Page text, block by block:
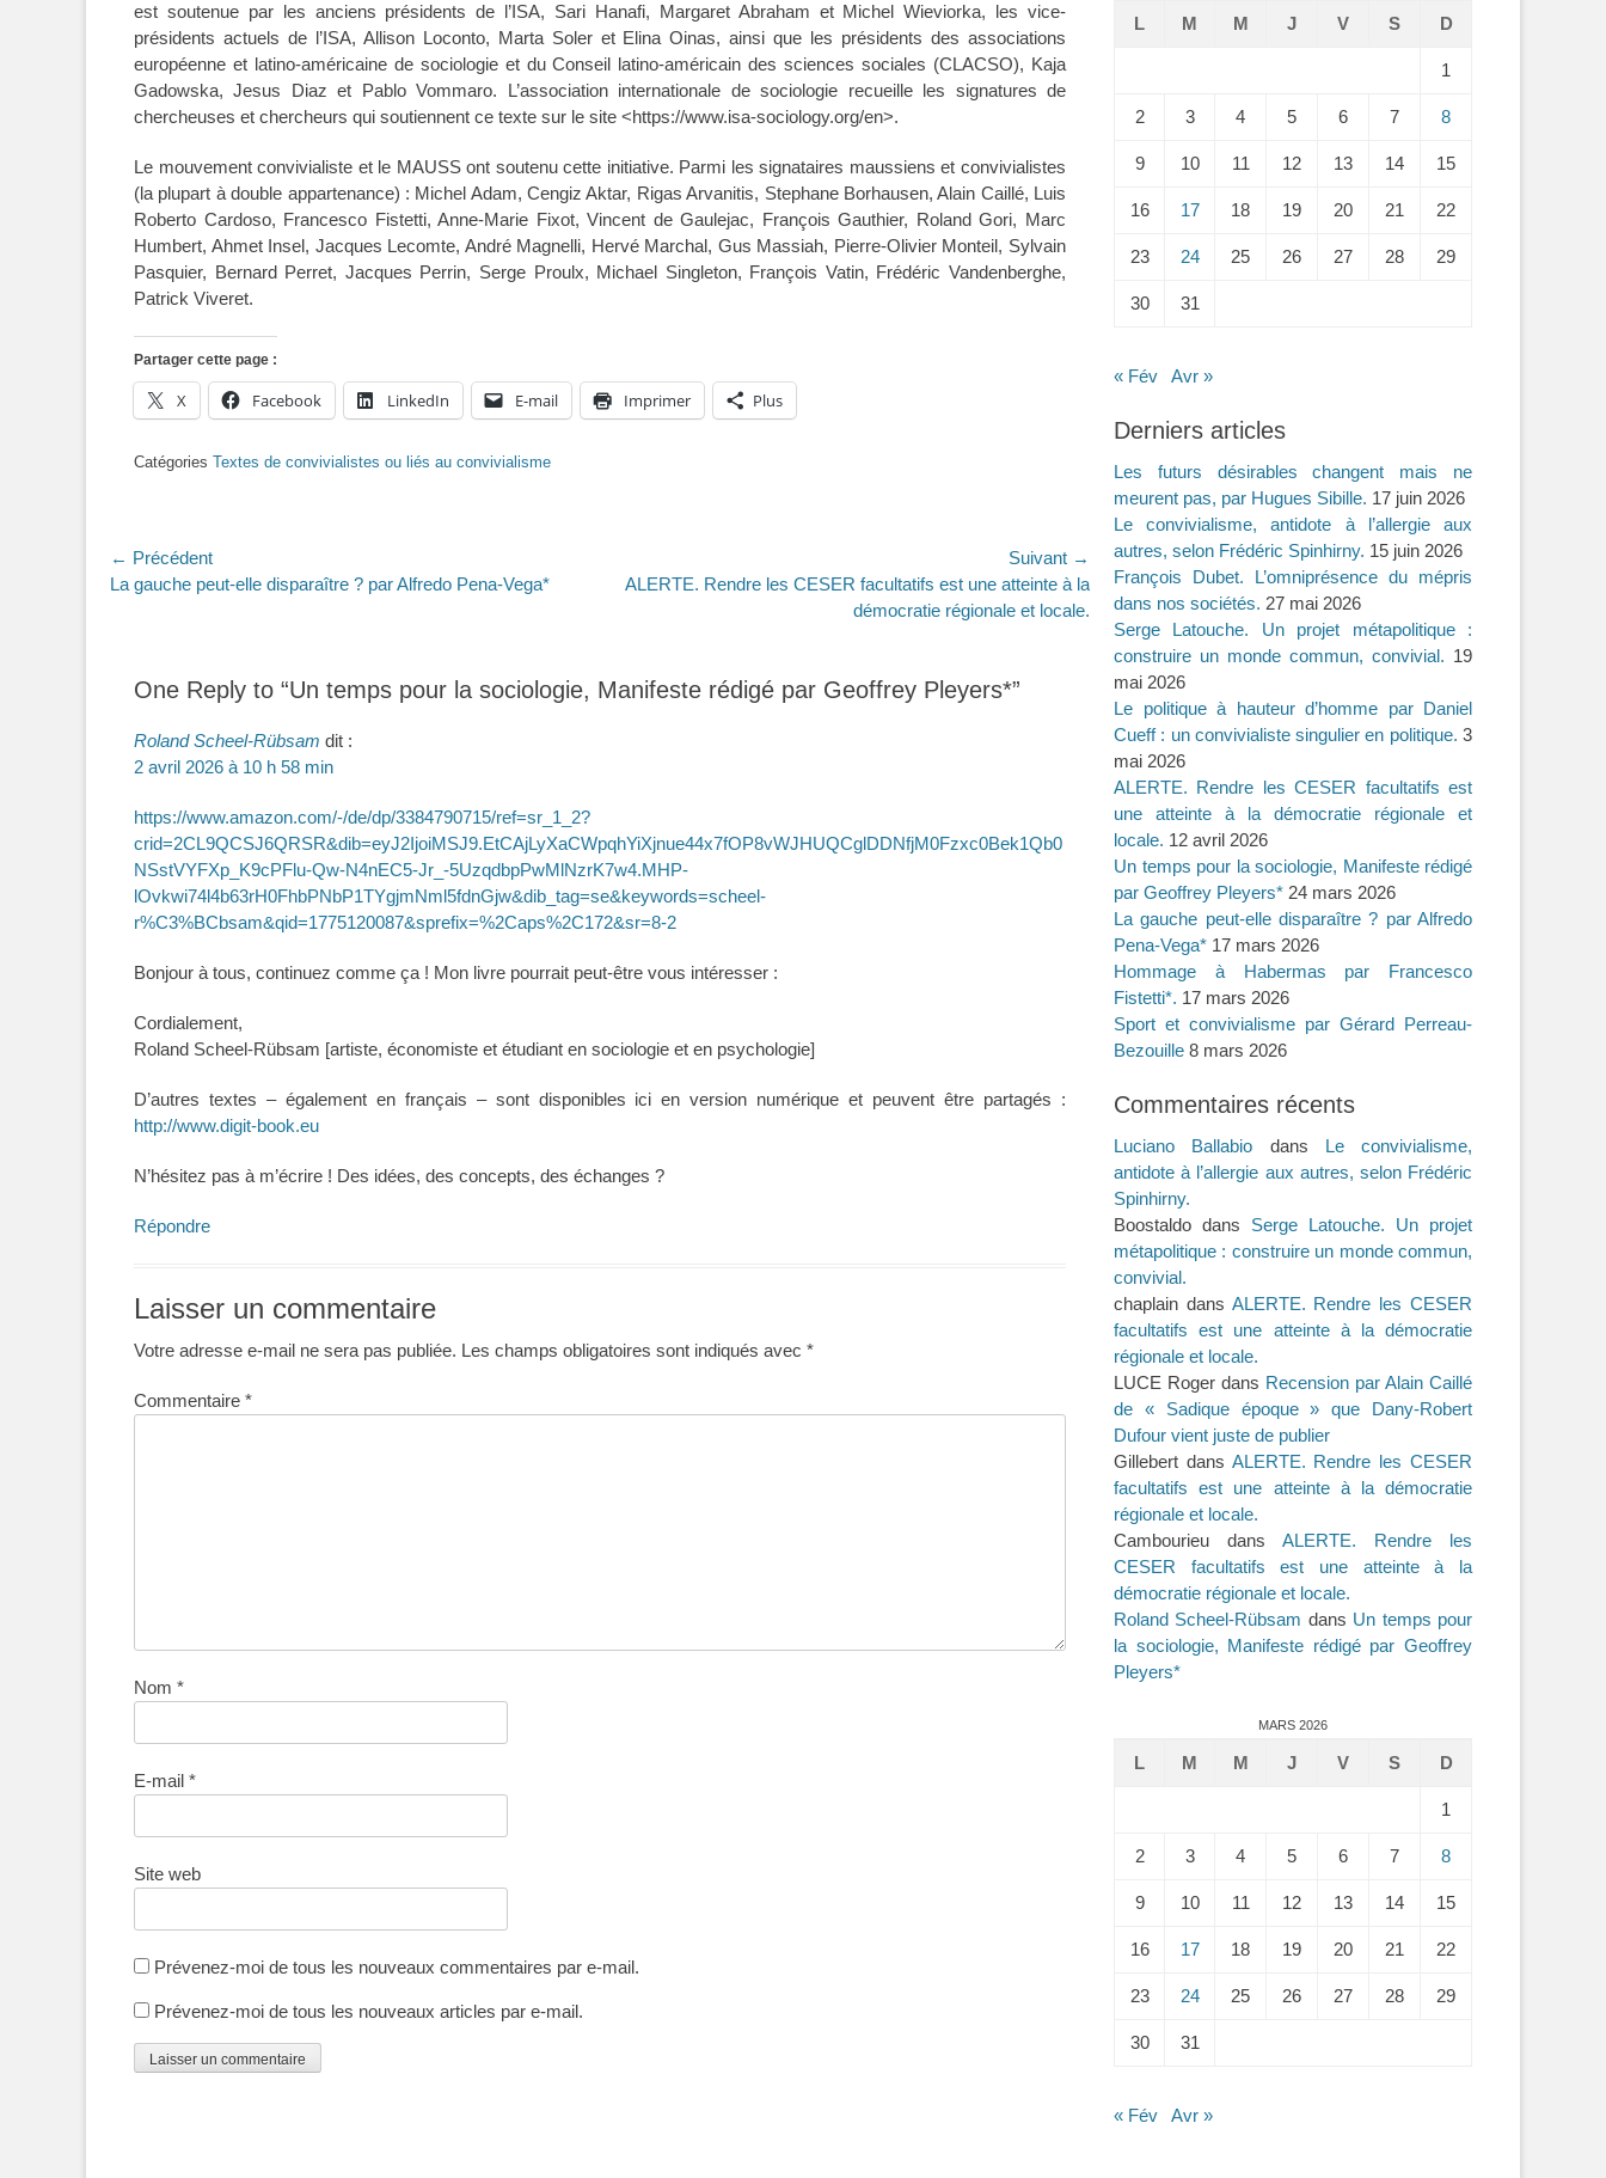
est soutenue par les anciens présidents de l’ISA, Sari Hanafi, Margaret Abraham et Michel Wieviorka, les vice-
présidents actuels de l’ISA, Allison Loconto, Marta Soler et Elina Oinas, ainsi que les présidents des associations
européenne et latino-américaine de sociologie et du Conseil latino-américain des sciences sociales (CLACSO), Kaja
Gadowska, Jesus Diaz et Pablo Vommaro. L’association internationale de sociologie recueille les signatures de
chercheuses et chercheurs qui soutiennent ce texte sur le site <https://www.isa-sociology.org/en>.
Le mouvement convivialiste et le MAUSS ont soutenu cette initiative. Parmi les signataires maussiens et convivialistes
(la plupart à double appartenance) : Michel Adam, Cengiz Aktar, Rigas Arvanitis, Stephane Borhausen, Alain Caillé, Luis
Roberto Cardoso, Francesco Fistetti, Anne-Marie Fixot, Vincent de Gaulejac, François Gauthier, Roland Gori, Marc
Humbert, Ahmet Insel, Jacques Lecomte, André Magnelli, Hervé Marchal, Gus Massiah, Pierre-Olivier Monteil, Sylvain
Pasquier, Bernard Perret, Jacques Perrin, Serge Proulx, Michael Singleton, François Vatin, Frédéric Vandenberghe,
Patrick Viveret.
Partager cette page :
X Facebook LinkedIn E-mail Imprimer Plus
Catégories Textes de convivialistes ou liés au convivialisme
Navigation
de
← Précédent
Article
La gauche peut-elle disparaître ? par Alfredo Pena-Vega*
Suivant →
ArticleALERTE. Rendre les CESER facultatifs est une atteinte à la
démocratie régionale et locale.
One Reply to “Un temps pour la sociologie, Manifeste rédigé par Geoffrey Pleyers*”
Roland Scheel-Rübsam dit :
2 avril 2026 à 10 h 58 min
https://www.amazon.com/-/de/dp/3384790715/ref=sr_1_2?
crid=2CL9QCSJ6QRSR&dib=eyJ2IjoiMSJ9.EtCAjLyXaCWpqhYiXjnue44x7fOP8vWJHUQCglDDNfjM0Fzxc0Bek1Qb0
NSstVYFXp_K9cPFlu-Qw-N4nEC5-Jr_-5UzqdbpPwMlNzrK7w4.MHP-
lOvkwi74l4b63rH0FhbPNbP1TYgjmNml5fdnGjw&dib_tag=se&keywords=scheel-
r%C3%BCbsam&qid=1775120087&sprefix=%2Caps%2C172&sr=8-2
Bonjour à tous, continuez comme ça ! Mon livre pourrait peut-être vous intéresser :
Cordialement,
Roland Scheel-Rübsam [artiste, économiste et étudiant en sociologie et en psychologie]
D’autres textes – également en français – sont disponibles ici en version numérique et peuvent être partagés :
http://www.digit-book.eu
N’hésitez pas à m’écrire ! Des idées, des concepts, des échanges ?
Répondre
Laisser un commentaire
Votre adresse e-mail ne sera pas publiée. Les champs obligatoires sont indiqués avec *
Commentaire *
Nom *
E-mail *
Site web
Prévenez-moi de tous les nouveaux commentaires par e-mail.
Prévenez-moi de tous les nouveaux articles par e-mail.
L M M J V S D
1
2 3 4 5 6 7 8
9 10 11 12 13 14 15
16 17 18 19 20 21 22
23 24 25 26 27 28 29
30 31
« Fév Avr »
Derniers articles
Les futurs désirables changent mais ne
meurent pas, par Hugues Sibille. 17 juin 2026
Le convivialisme, antidote à l’allergie aux
autres, selon Frédéric Spinhirny. 15 juin 2026
François Dubet. L’omniprésence du mépris
dans nos sociétés. 27 mai 2026
Serge Latouche. Un projet métapolitique :
construire un monde commun, convivial. 19
mai 2026
Le politique à hauteur d’homme par Daniel
Cueff : un convivialiste singulier en politique. 3
mai 2026
ALERTE. Rendre les CESER facultatifs est
une atteinte à la démocratie régionale et
locale. 12 avril 2026
Un temps pour la sociologie, Manifeste rédigé
par Geoffrey Pleyers* 24 mars 2026
La gauche peut-elle disparaître ? par Alfredo
Pena-Vega* 17 mars 2026
Hommage à Habermas par Francesco
Fistetti*. 17 mars 2026
Sport et convivialisme par Gérard Perreau-
Bezouille 8 mars 2026
Commentaires récents
Luciano Ballabio dans Le convivialisme,
antidote à l’allergie aux autres, selon Frédéric
Spinhirny.
Boostaldo dans Serge Latouche. Un projet
métapolitique : construire un monde commun,
convivial.
chaplain dans ALERTE. Rendre les CESER
facultatifs est une atteinte à la démocratie
régionale et locale.
LUCE Roger dans Recension par Alain Caillé
de « Sadique époque » que Dany-Robert
Dufour vient juste de publier
Gillebert dans ALERTE. Rendre les CESER
facultatifs est une atteinte à la démocratie
régionale et locale.
Cambourieu dans ALERTE. Rendre les
CESER facultatifs est une atteinte à la
démocratie régionale et locale.
Roland Scheel-Rübsam dans Un temps pour
la sociologie, Manifeste rédigé par Geoffrey
Pleyers*
MARS 2026
L M M J V S D
1
2 3 4 5 6 7 8
9 10 11 12 13 14 15
16 17 18 19 20 21 22
23 24 25 26 27 28 29
30 31
« Fév Avr »